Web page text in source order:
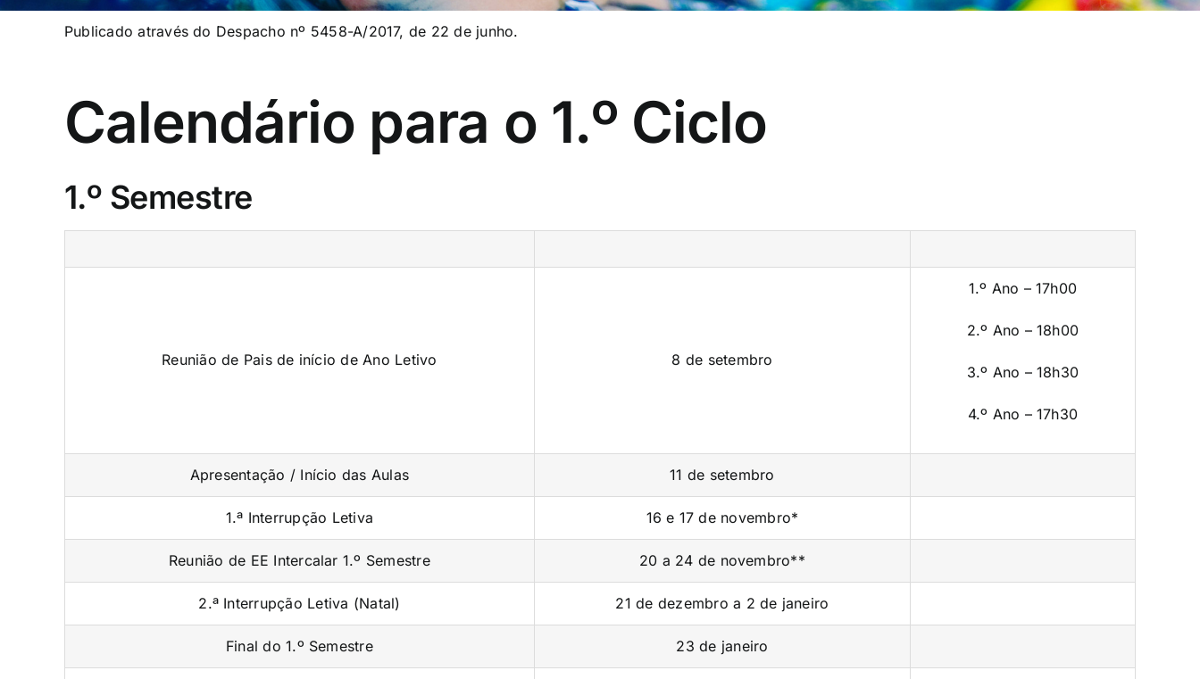
Publicado através do Despacho nº 5458-A/2017, de 22 de junho.
Calendário para o 1.º Ciclo
1.º Semestre
Reunião de Pais de início de Ano Letivo 8 de setembro
1.º Ano – 17h00
2.º Ano – 18h00
3.º Ano – 18h30
4.º Ano – 17h30
Apresentação / Início das Aulas 11 de setembro
1.ª Interrupção Letiva 16 e 17 de novembro*
Reunião de EE Intercalar 1.º Semestre 20 a 24 de novembro**
2.ª Interrupção Letiva (Natal) 21 de dezembro a 2 de janeiro
Final do 1.º Semestre 23 de janeiro